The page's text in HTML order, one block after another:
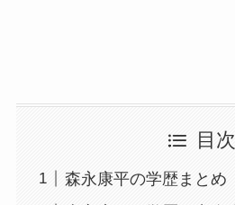
目次
森永康平の学歴まとめ